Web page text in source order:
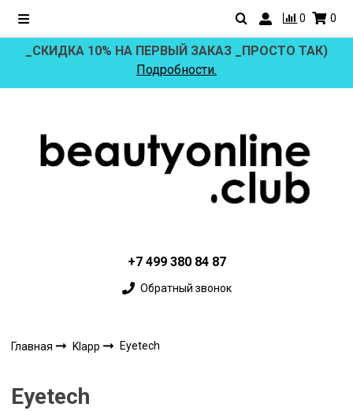
0 0
_СКИДКА 10% НА ПЕРВЫЙ ЗАКАЗ _ПРОСТО ТАК)
Подробности.
+7 499 380 84 87
Обратный звонок
Главная Klapp Eyetech
Eyetech